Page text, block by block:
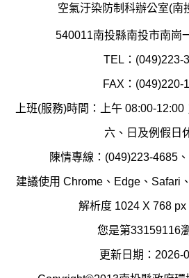
空氣汙染防制科辦公室(南
540011南投縣南投市南崗
TEL：(049)223-
FAX：(049)220-
上班(服務)時間：上午 08:00-
六、日及例假日
陳情專線：(049)223-4685
建議使用 Chrome、Edge、Safari
解析度 1024 X 768 px
您是第33159116
更新日期：2026-